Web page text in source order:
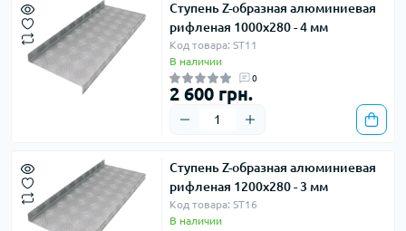
Ступень Z-образная алюминиевая
рифленая 1000х280 - 4 мм
Код товара: ST11
В наличии
0
2 600 грн.
Ступень Z-образная алюминиевая
рифленая 1200х280 - 3 мм
Код товара: ST16
В наличии